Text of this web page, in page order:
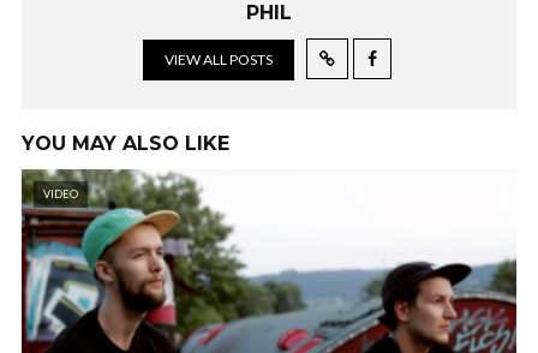
PHIL
VIEW ALL POSTS
YOU MAY ALSO LIKE
VIDEO